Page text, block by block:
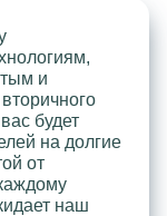
и
будет
на долгие
от
наш